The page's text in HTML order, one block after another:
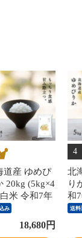
道産 ゆめぴ
20kg (5kg×4
米 令和7年
地限定 送料
オプション
空パックに
み
18,680円
4
北
り
和
定
送料